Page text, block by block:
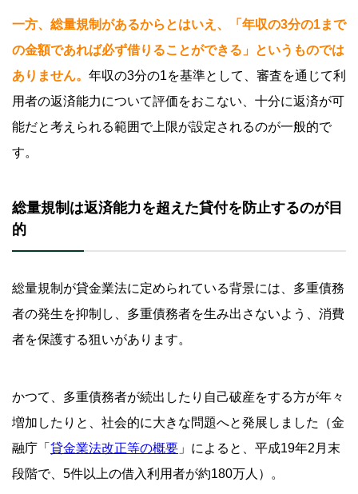
一方、総量規制があるからとはいえ、「年収の3分の1まで
の金額であれば必ず借りることができる」というものでは
ありません。 年収の3分の1を基準として、審査を通じて利
用者の返済能力について評価をおこない、十分に返済が可
能だと考えられる範囲で上限が設定されるのが一般的で
す。
総量規制は返済能力を超えた貸付を防止するのが目
的
総量規制が貸金業法に定められている背景には、多重債務
者の発生を抑制し、多重債務者を生み出さないよう、消費
者を保護する狙いがあります。
かつて、多重債務者が続出したり自己破産をする方が年々
増加したりと、社会的に大きな問題へと発展しました（金
融庁「 貸金業法改正等の概要 」によると、平成19年2月末
段階で、5件以上の借入利用者が約180万人）。